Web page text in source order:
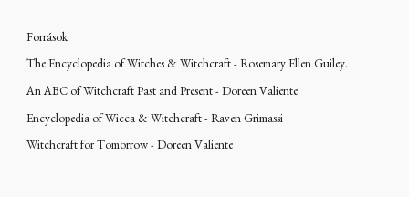
Források
The Encyclopedia of Witches & Witchcraft - Rosemary Ellen Guiley.
An ABC of Witchcraft Past and Present - Doreen Valiente
Encyclopedia of Wicca & Witchcraft - Raven Grimassi
Witchcraft for Tomorrow - Doreen Valiente